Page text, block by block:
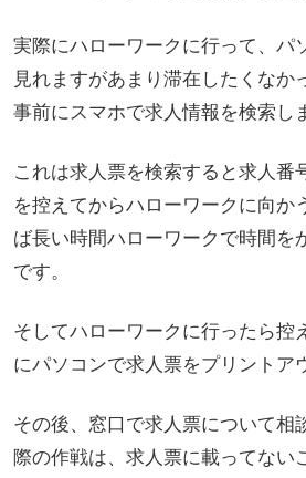
実際にハローワークに行って、パ
見れますがあまり滞在したくなか
事前にスマホで求人情報を検索し
これは求人票を検索すると求人番
を控えてからハローワークに向か
ば長い時間ハローワークで時間を
です。
そしてハローワークに行ったら控
にパソコンで求人票をプリントア
その後、窓口で求人票について相
際の作戦は、求人票に載ってない